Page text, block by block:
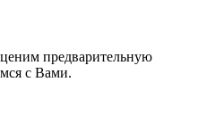
предварительную
с Вами.